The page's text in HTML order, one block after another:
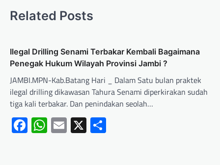
Related Posts
Ilegal Drilling Senami Terbakar Kembali Bagaimana
Penegak Hukum Wilayah Provinsi Jambi ?
JAMBI.MPN-Kab.Batang Hari _ Dalam Satu bulan praktek
ilegal drilling dikawasan Tahura Senami diperkirakan sudah
tiga kali terbakar. Dan penindakan seolah…
Facebook
WhatsApp
Email
X